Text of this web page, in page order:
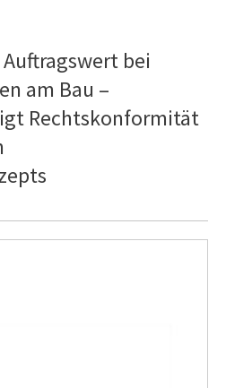
bei
am Bau –
Rechtskonformität